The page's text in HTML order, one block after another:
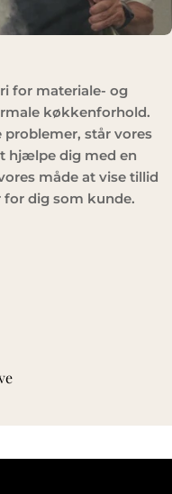
for materiale- og
køkkenforhold.
står vores
hjælpe dig med en
måde at vise tillid
dig som kunde.